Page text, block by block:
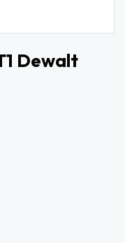
Dewalt